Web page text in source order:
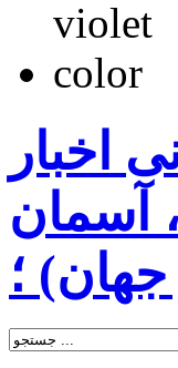
اخبار
آسمان
؛